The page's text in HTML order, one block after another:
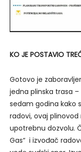
KO JE POSTAVIO
Gotovo je
jedna plinska trasa
sedam godina kako
radovi, ovaj plinovod
upotrebnu dozvolu.
Gas“ i izvođač